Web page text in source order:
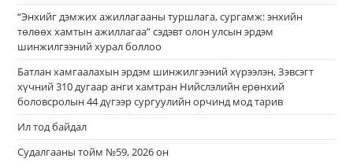
“Энхийг дэмжих ажиллагааны туршлага, сургамж: энхийн
төлөөх хамтын ажиллагаа” сэдэвт олон улсын эрдэм
шинжилгээний хурал боллоо
Батлан хамгаалахын эрдэм шинжилгээний хүрээлэн, Зэвсэгт
хүчний 310 дугаар анги хамтран Нийслэлийн ерөнхий
боловсролын 44 дүгээр сургуулийн орчинд мод тарив
Ил тод байдал
Судалгааны тойм №59, 2026 он